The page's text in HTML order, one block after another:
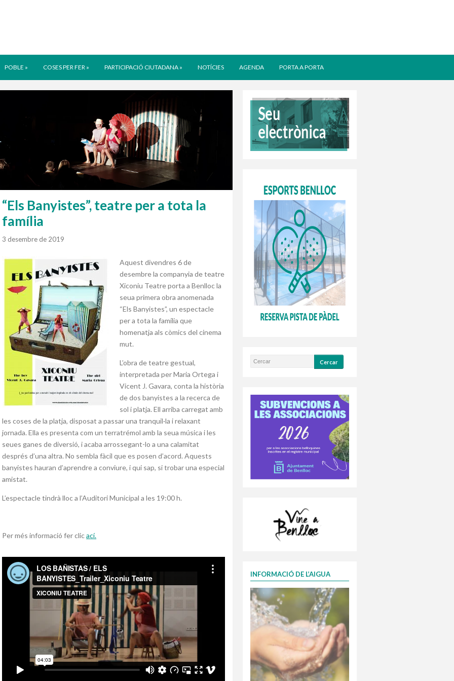
POBLE » COSES PER FER » PARTICIPACIÓ CIUTADANA » NOTÍCIES AGENDA PORTA A PORTA
“Els Banyistes”, teatre per a tota la
família
3 desembre de 2019
Aquest divendres 6 de
desembre la companyia de teatre
Xiconiu Teatre porta a Benlloc la
seua primera obra anomenada
“Els Banyistes”, un espectacle
per a tota la família que
homenatja als còmics del cinema
mut.
L’obra de teatre gestual,
interpretada per Maria Ortega i
Vicent J. Gavara, conta la història
de dos banyistes a la recerca de
sol i platja. Ell arriba carregat amb
les coses de la platja, disposat a passar una tranquil·la i relaxant
jornada. Ella es presenta com un terratrémol amb la seua música i les
seues ganes de diversió, i acaba arrossegant-lo a una calamitat
després d’una altra. No sembla fàcil que es posen d’acord. Aquests
banyistes hauran d’aprendre a conviure, i qui sap, si trobar una especial
amistat.
L’espectacle tindrà lloc a l’Auditori Municipal a les 19:00 h.
Per més informació fer clicací.
INFORMACIÓ DE L’AIGUA